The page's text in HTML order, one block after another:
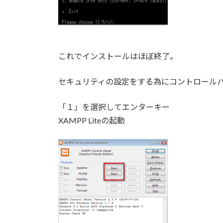
これでインストールはほぼ終了。
セキュリティの設定をする為にコントロール
「１」を選択してエンターキー
XAMPP Liteの起動